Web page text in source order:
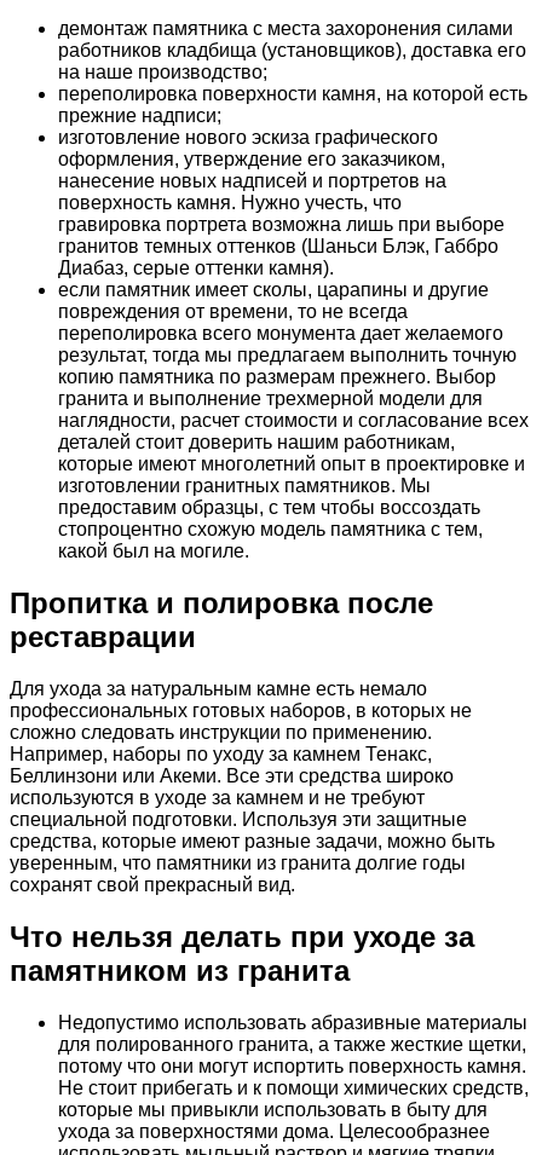
демонтаж памятника с места захоронения силами
работников кладбища (установщиков), доставка его
на наше производство;
переполировка поверхности камня, на которой есть
прежние надписи;
изготовление нового эскиза графического
оформления, утверждение его заказчиком,
нанесение новых надписей и портретов на
поверхность камня. Нужно учесть, что
гравировка портрета возможна лишь при выборе
гранитов темных оттенков (Шаньси Блэк, Габбро
Диабаз, серые оттенки камня).
если памятник имеет сколы, царапины и другие
повреждения от времени, то не всегда
переполировка всего монумента дает желаемого
результат, тогда мы предлагаем выполнить точную
копию памятника по размерам прежнего. Выбор
гранита и выполнение трехмерной модели для
наглядности, расчет стоимости и согласование всех
деталей стоит доверить нашим работникам,
которые имеют многолетний опыт в проектировке и
изготовлении гранитных памятников. Мы
предоставим образцы, с тем чтобы воссоздать
стопроцентно схожую модель памятника с тем,
какой был на могиле.
Пропитка и полировка после
реставрации
Для ухода за натуральным камне есть немало
профессиональных готовых наборов, в которых не
сложно следовать инструкции по применению.
Например, наборы по уходу за камнем Тенакс,
Беллинзони или Акеми. Все эти средства широко
используются в уходе за камнем и не требуют
специальной подготовки. Используя эти защитные
средства, которые имеют разные задачи, можно быть
уверенным, что памятники из гранита долгие годы
сохранят свой прекрасный вид.
Что нельзя делать при уходе за
памятником из гранита
Недопустимо использовать абразивные материалы
для полированного гранита, а также жесткие щетки,
потому что они могут испортить поверхность камня.
Не стоит прибегать и к помощи химических средств,
которые мы привыкли использовать в быту для
ухода за поверхностями дома. Целесообразнее